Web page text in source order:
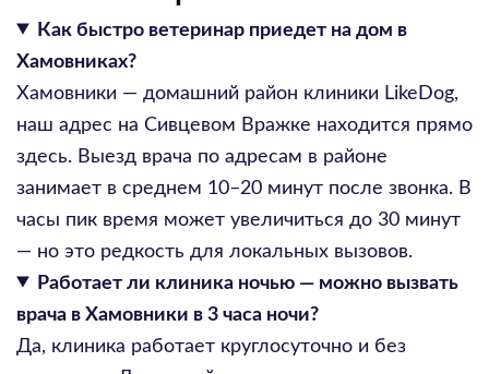
Как быстро ветеринар приедет на дом в
Хамовниках?
Хамовники — домашний район клиники LikeDog,
наш адрес на Сивцевом Вражке находится прямо
здесь. Выезд врача по адресам в районе
занимает в среднем 10–20 минут после звонка. В
часы пик время может увеличиться до 30 минут
— но это редкость для локальных вызовов.
Работает ли клиника ночью — можно вызвать
врача в Хамовники в 3 часа ночи?
Да, клиника работает круглосуточно и без